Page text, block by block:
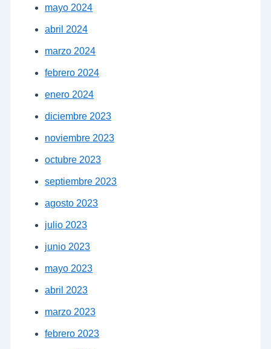
mayo 2024
abril 2024
marzo 2024
febrero 2024
enero 2024
diciembre 2023
noviembre 2023
octubre 2023
septiembre 2023
agosto 2023
julio 2023
junio 2023
mayo 2023
abril 2023
marzo 2023
febrero 2023